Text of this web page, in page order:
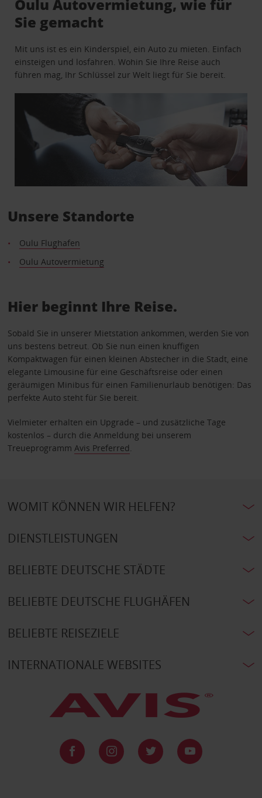
Oulu Autovermietung, wie für
Sie gemacht
Mit uns ist es ein Kinderspiel, ein Auto zu mieten. Einfach
einsteigen und losfahren. Wohin Sie Ihre Reise auch
führen mag, Ihr Schlüssel zur Welt liegt für Sie bereit.
Unsere Standorte
Oulu Flughafen
Oulu Autovermietung
Hier beginnt Ihre Reise.
Sobald Sie in unserer Mietstation ankommen, werden Sie von
uns bestens betreut. Ob Sie nun einen knuffigen
Kompaktwagen für einen kleinen Abstecher in die Stadt, eine
elegante Limousine für eine Geschäftsreise oder einen
geräumigen Minibus für einen Familienurlaub benötigen: Das
perfekte Auto steht für Sie bereit.
Vielmieter erhalten ein Upgrade – und zusätzliche Tage
kostenlos – durch die Anmeldung bei unserem
Treueprogramm Avis Preferred
WOMIT KÖNNEN WIR HELFEN?
DIENSTLEISTUNGEN
BELIEBTE DEUTSCHE STÄDTE
BELIEBTE DEUTSCHE FLUGHÄFEN
BELIEBTE REISEZIELE
INTERNATIONALE WEBSITES